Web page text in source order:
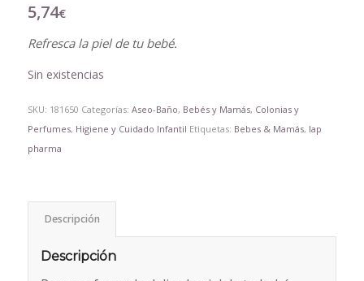
5,74€
Refresca la piel de tu bebé.
Sin existencias
SKU: 181650 Categorías: Aseo-Baño, Bebés y Mamás, Colonias y
Perfumes, Higiene y Cuidado Infantil Etiquetas: Bebes & Mamás, Iap
pharma
Descripción
Descripción